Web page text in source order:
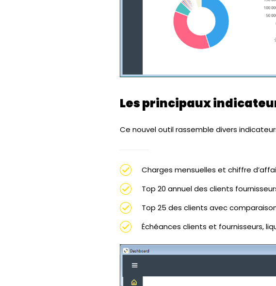
Les principaux
Ce nouvel outil rassemble divers
Charges mensuelles et chiffre
Top 20 annuel des clients
Top 25 des clients avec
Échéances clients et fournisseurs,